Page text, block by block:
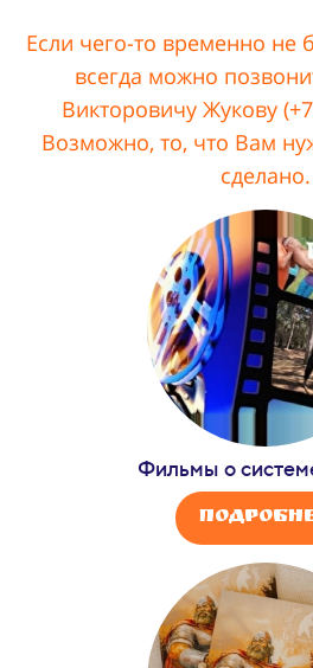
Если чего-то временно не
всегда можно
Викторовичу Жукову
Возможно, то, что Вам
сделано.
Фильмы о